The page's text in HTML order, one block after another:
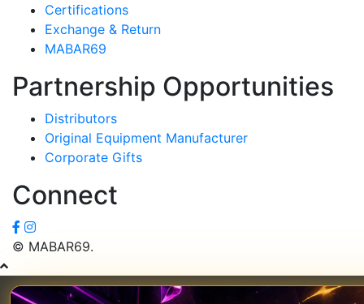
Certifications
Exchange & Return
MABAR69
Partnership Opportunities
Distributors
Original Equipment Manufacturer
Corporate Gifts
Connect
© MABAR69.